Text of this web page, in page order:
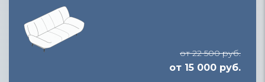
от 22 500 руб.
от 15 000 руб.